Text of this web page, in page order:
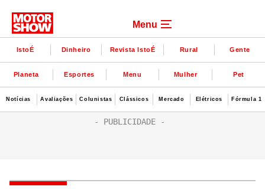
Menu
IstoÉ Dinheiro Revista IstoÉ Rural Gente
Planeta Esportes Menu Mulher Pet
Notícias Avaliações Colunistas Clássicos Mercado Elétricos Fórmula 1